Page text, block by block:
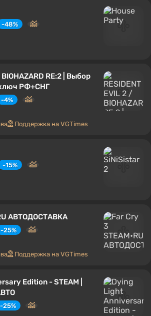
-48%
RE:2 | Выбор
РФ+СНГ
-4%
Поддержка на VGTimes
-15%
АВТОДОСТАВКА
-25%
Поддержка на VGTimes
Edition - STEAM |
-25%